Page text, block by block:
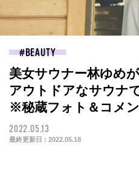
BEAUTY
美女サウナー林ゆめ
アウトドアなサウナ
※秘蔵フォト＆コメ
2022.05.13
最終更新日 : 2022.05.18